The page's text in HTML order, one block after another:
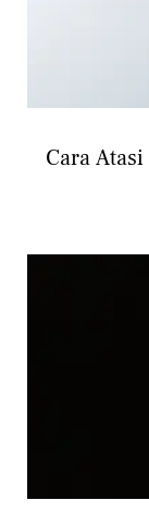
Cara